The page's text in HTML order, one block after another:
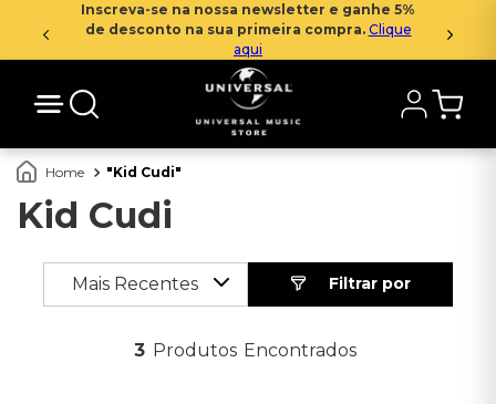
Inscreva-se na nossa newsletter e ganhe 5%
de desconto na sua primeira compra. Clique
aqui
Kid Cudi
Kid Cudi
Mais Recentes
3 Produtos